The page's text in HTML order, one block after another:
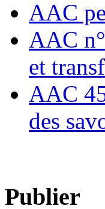
AAC
AAC
et
AAC
des
Publier